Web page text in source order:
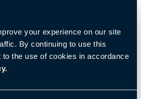
your experience on our site
By continuing to use this
the use of cookies in accordance
Soyez prudent dans vos